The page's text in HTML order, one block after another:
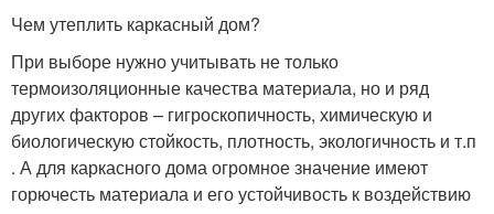
Чем утеплить каркасный дом?
При выборе нужно учитывать не только
термоизоляционные качества материала, но и ряд
других факторов – гигроскопичность, химическую и
биологическую стойкость, плотность, экологичность и т.п
. А для каркасного дома огромное значение имеют
горючесть материала и его устойчивость к воздействию